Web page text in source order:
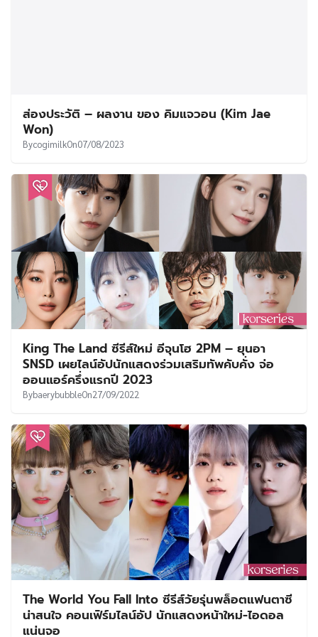
ส่องประวัติ – ผลงาน ของ คิมแจวอน (Kim Jae
Won)
BycogimilkOn07/08/2023
King The Land ซีรีส์ใหม่ อีจุนโฮ 2PM – ยุนอา
SNSD เผยไลน์อัปนักแสดงร่วมเสริมทัพคับคั่ง จ่อ
ออนแอร์ครึ่งแรกปี 2023
BybaerybubbleOn27/09/2022
The World You Fall Into ซีรีส์วัยรุ่นพล็อตแฟนตาซี
น่าสนใจ คอนเฟิร์มไลน์อัป นักแสดงหน้าใหม่-ไอดอล
แน่นจอ